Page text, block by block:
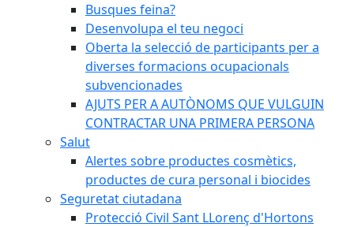
Busques feina?
Desenvolupa el teu negoci
Oberta la selecció de participants per a
diverses formacions ocupacionals
subvencionades
AJUTS PER A AUTÒNOMS QUE VULGUIN
CONTRACTAR UNA PRIMERA PERSONA
Salut
Alertes sobre productes cosmètics,
productes de cura personal i biocides
Seguretat ciutadana
Protecció Civil Sant LLorenç d'Hortons